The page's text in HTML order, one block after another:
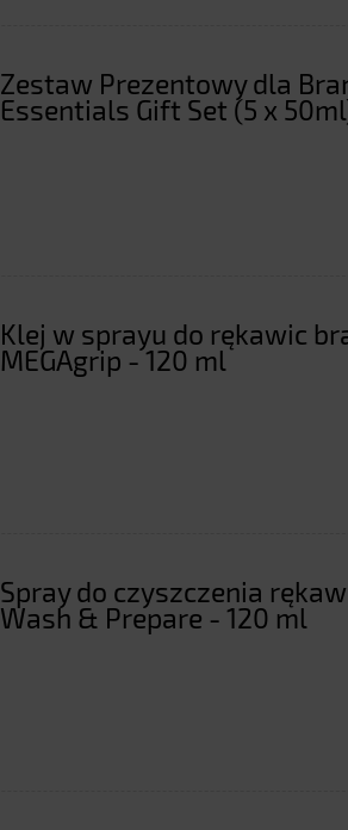
Zestaw Prezentowy dla
Essentials Gift Set (5 x
Klej w sprayu do rękawic
MEGAgrip - 120 ml
Spray do czyszczenia
Wash & Prepare - 120 ml